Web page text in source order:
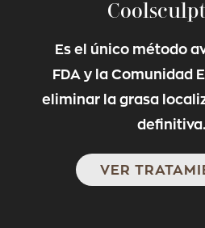
Es el único método
FDA y la Comunidad
eliminar la grasa
definitiva.
VER